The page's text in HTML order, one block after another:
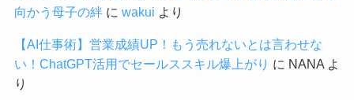
向かう母子の絆に wakui より
【AI仕事術】営業成績UP！もう売れないとは言わせな
い！ChatGPT活用でセールススキル爆上がり に NANAよ
り